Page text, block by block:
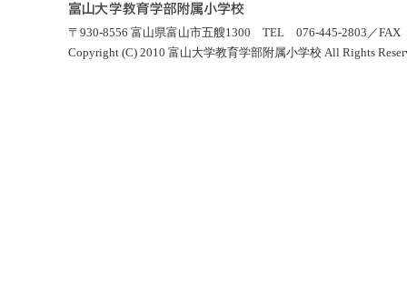
〒930-8556 富山県富山市五艘1300 TEL 076-445-2803／
Copyright (C) 2010 富山大学教育学部附属小学校 All Rights